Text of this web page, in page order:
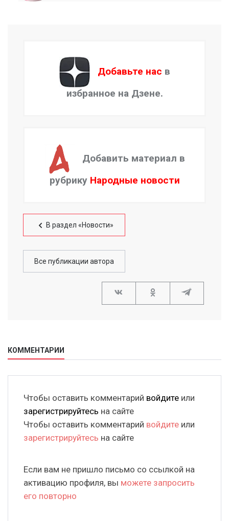
Добавьте нас в
избранное на Дзене.
Добавить материал в
рубрику Народные новости
В раздел «Новости»
Все публикации автора
КОММЕНТАРИИ
Чтобы оставить комментарий войдите или
зарегистрируйтесь на сайте
Чтобы оставить комментарий войдите или
зарегистрируйтесь на сайте
Если вам не пришло письмо со ссылкой на
активацию профиля, вы можете запросить
его повторно